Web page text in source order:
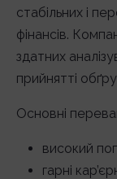
стабільних і
фінансів.
здатних
прийнятті
Основні
високий
гарні